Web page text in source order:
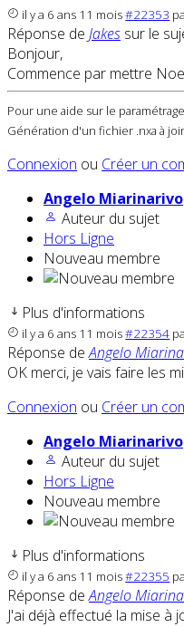
il y a 6 ans 11 mois#22353
Réponse de Jakes sur le
Bonjour,
Commence par mettre
Pour une aide sur le
Génération d'un fichier .nxa à
Connexion ou Créer un
Angelo Miarinarivo
Auteur du sujet
Hors Ligne
Nouveau membre
Plus d'informations
il y a 6 ans 11 mois#22354
Réponse deAngelo
OK merci, je vais faire les
Connexion ou Créer un
Angelo Miarinarivo
Auteur du sujet
Hors Ligne
Nouveau membre
Plus d'informations
il y a 6 ans 11 mois#22355
Réponse deAngelo
J'ai déjà effectué la mise